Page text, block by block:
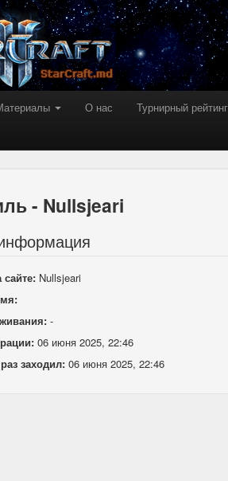
О нас Турнирный рейтинг
- Nullsjeari
Nullsjeari
-
06 июня 2025, 22:46
заходил: 06 июня 2025, 22:46